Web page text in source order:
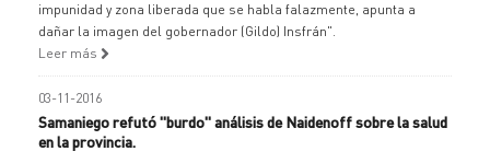
impunidad y zona liberada que se habla falazmente, apunta a
dañar la imagen del gobernador (Gildo) Insfrán".
Leer más
03-11-2016
Samaniego refutó "burdo" análisis de Naidenoff sobre la salud
en la provincia.